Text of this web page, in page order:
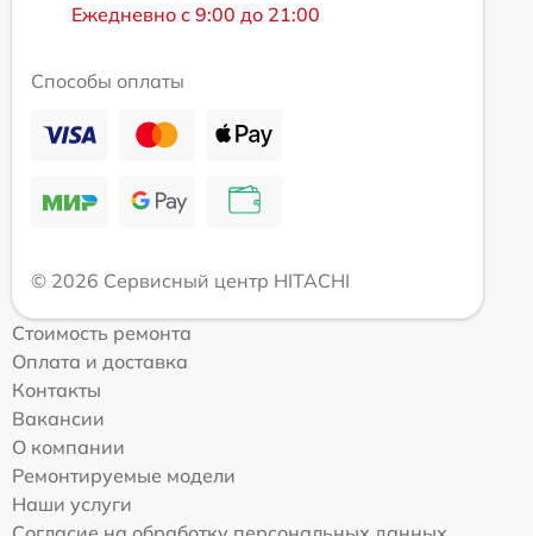
Ежедневно с 9:00 до 21:00
Способы оплаты
© 2026 Сервисный центр HITACHI
Стоимость ремонта
Оплата и доставка
Контакты
Вакансии
О компании
Ремонтируемые модели
Наши услуги